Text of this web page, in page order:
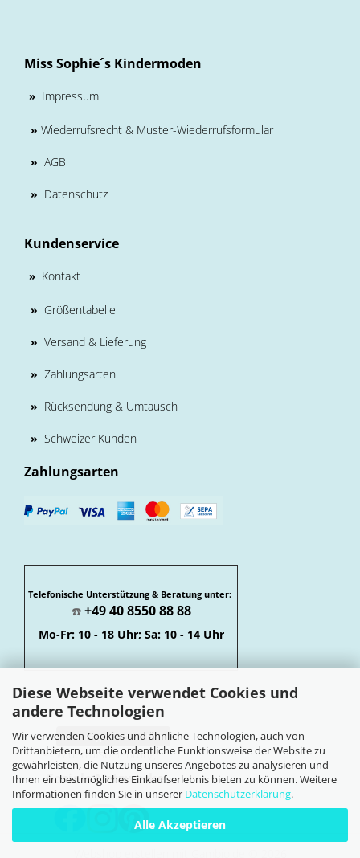
Diese Webseite verwendet Cookies und
andere Technologien
Wir verwenden Cookies und ähnliche Technologien, auch von
Drittanbietern, um die ordentliche Funktionsweise der Website zu
gewährleisten, die Nutzung unseres Angebotes zu analysieren und
Ihnen ein bestmögliches Einkaufserlebnis bieten zu können. Weitere
Informationen finden Sie in unserer Datenschutzerklärung.
Alle Akzeptieren
Miss Sophie´s Kindermoden
» Impressum
» Wiederrufsrecht & Muster-Wiederrufsformular
» AGB
» Datenschutz
Kundenservice
» Kontakt
» Größentabelle
» Versand & Lieferung
» Zahlungsarten
» Rücksendung & Umtausch
» Schweizer Kunden
Zahlungsarten
Telefonische Unterstützung & Beratung unter:
☎️ +49 40 8550 88 88
Mo-Fr: 10 - 18 Uhr; Sa: 10 - 14 Uhr
Vertrag widerrufen
Widerrufsbelehrung
Soziale Netzwerke